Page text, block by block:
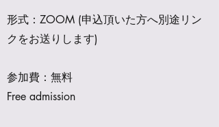
形式：ZOOM (申込頂いた方へ別途リン
クをお送りします)
参加費：無料
Free admission